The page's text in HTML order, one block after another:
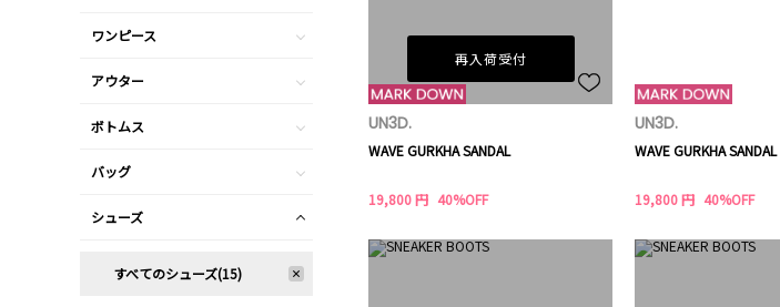
再入荷受付
UN3D.
WAVE GURKHA SANDAL
19,800 円 40%OFF
UN3D.
WAVE GURKHA SANDAL
19,800 円 40%OFF
ワンピース
アウター
ボトムス
バッグ
シューズ
すべてのシューズ(15)